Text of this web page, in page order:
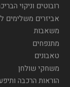
רובוטים וניקוי
אביזרים משלימים
משאבות
מתנפחים
טאבונים
משחקי שולחן
הוראות הרכבה